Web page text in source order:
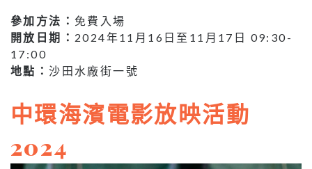
參加方法： 免費入場
開放日期： 2024年11月16日至11月17日 09:30-
17:00
地點： 沙田水廠街一號
中環海濱電影放映活動
2024